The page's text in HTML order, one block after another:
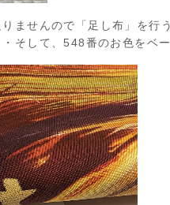
ませんので「足し布」を行
そして、548番のお色をベ